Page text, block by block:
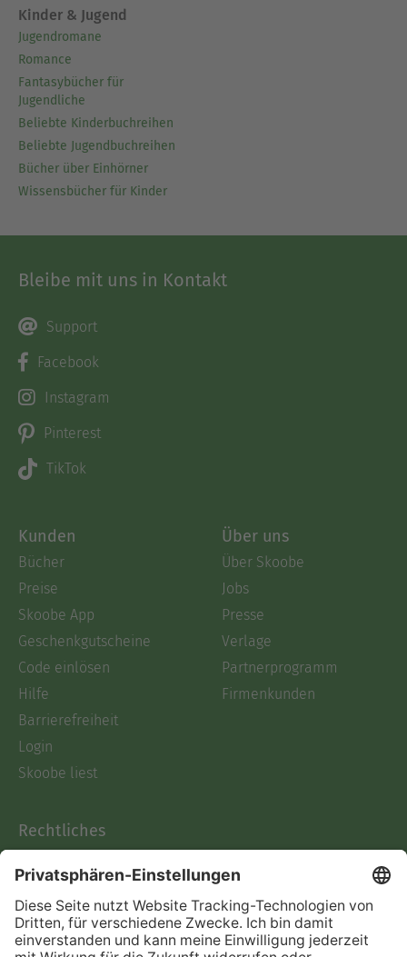
Kinder & Jugend
Jugendromane
Romance
Fantasybücher für
Jugendliche
Beliebte Kinderbuchreihen
Beliebte Jugendbuchreihen
Bücher über Einhörner
Wissensbücher für Kinder
Bleibe mit uns in Kontakt
Support
Facebook
Instagram
Pinterest
TikTok
Kunden
Bücher
Preise
Skoobe App
Geschenkgutscheine
Code einlösen
Hilfe
Barrierefreiheit
Login
Skoobe liest
Über uns
Über Skoobe
Jobs
Presse
Verlage
Partnerprogramm
Firmenkunden
Rechtliches
AGB
Informationen nach Data
Act